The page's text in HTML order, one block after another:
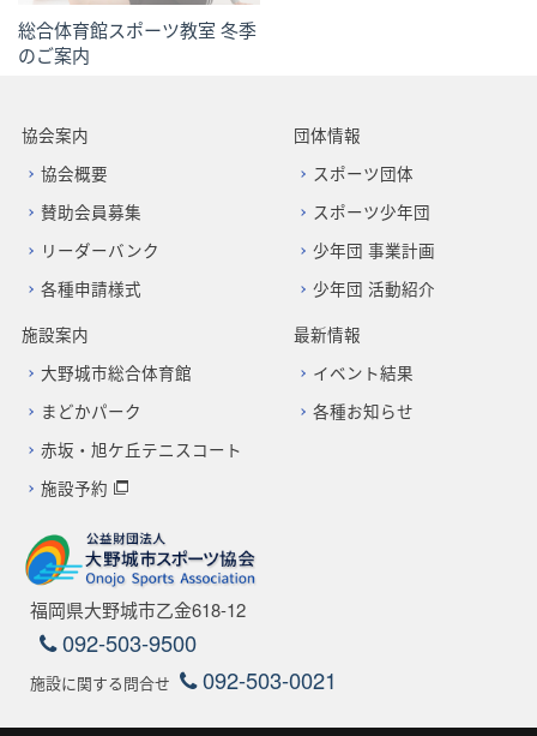
総合体育館スポーツ教室 冬季
のご案内
協会案内
協会概要
賛助会員募集
リーダーバンク
各種申請様式
施設案内
大野城市総合体育館
まどかパーク
赤坂・旭ケ丘テニスコート
施設予約
団体情報
スポーツ団体
スポーツ少年団
少年団 事業計画
少年団 活動紹介
最新情報
イベント結果
各種お知らせ
福岡県大野城市乙金618-12
092-503-9500
施設に関する問合せ 092-503-0021